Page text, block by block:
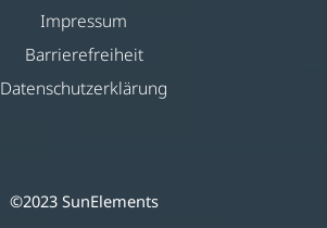
Impressum
Barrierefreiheit
Datenschutzerklärung
©2023 SunElements